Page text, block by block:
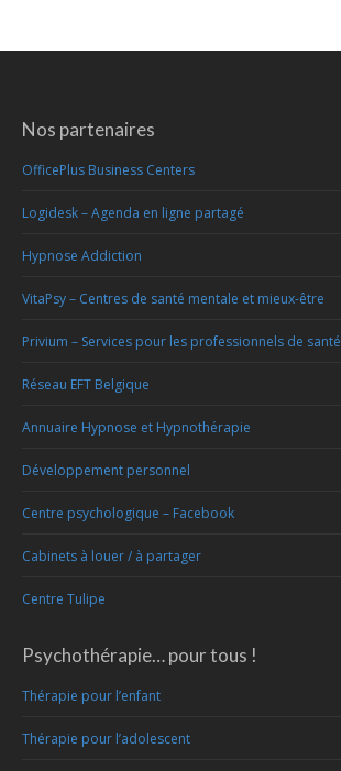
Nos partenaires
OfficePlus Business Centers
Logidesk – Agenda en ligne partagé
Hypnose Addiction
VitaPsy – Centres de santé mentale et mieux-être
Privium – Services pour les professionnels de santé
Réseau EFT Belgique
Annuaire Hypnose et Hypnothérapie
Développement personnel
Centre psychologique – Facebook
Cabinets à louer / à partager
Centre Tulipe
Psychothérapie… pour tous !
Thérapie pour l’enfant
Thérapie pour l’adolescent